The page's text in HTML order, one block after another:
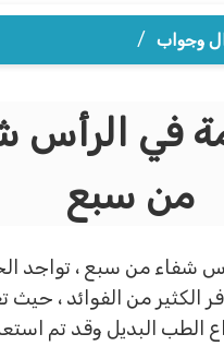
وجواب /
في الرأس
من سبع
شفاء من سبع ، تواجد
الكثير من الفوائد ، حيث
الطب البديل وقد تم